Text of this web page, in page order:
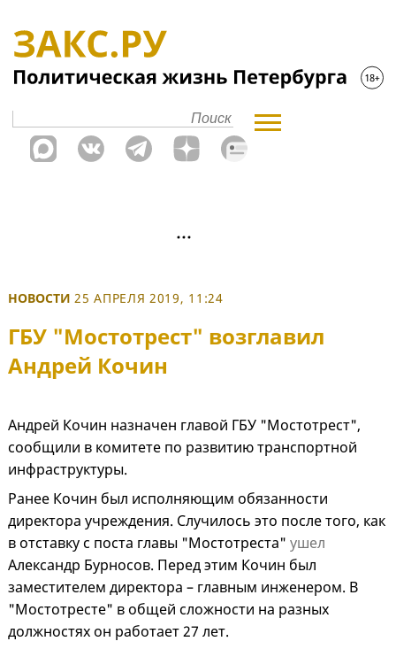
НОВОСТИ 25 АПРЕЛЯ 2019, 11:24
ГБУ "Мостотрест" возглавил
Андрей Кочин
Андрей Кочин назначен главой ГБУ "Мостотрест",
сообщили в комитете по развитию транспортной
инфраструктуры.
Ранее Кочин был исполняющим обязанности
директора учреждения. Случилось это после того, как
в отставку с поста главы "Мостотреста" ушел
Александр Бурносов. Перед этим Кочин был
заместителем директора – главным инженером. В
"Мостотресте" в общей сложности на разных
должностях он работает 27 лет.